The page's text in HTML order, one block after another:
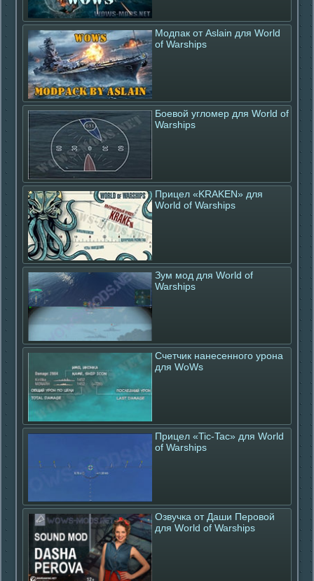
Модпак от Aslain для World
of Warships
Боевой угломер для World of
Warships
Прицел «KRAKEN» для
World of Warships
Зум мод для World of
Warships
Счетчик нанесенного урона
для WoWs
Прицел «Tic-Tac» для World
of Warships
Озвучка от Даши Перовой
для World of Warships